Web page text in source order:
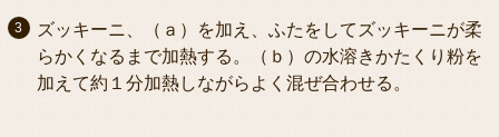
ズッキーニ、（ａ）を加え、ふたをしてズッキーニが柔
らかくなるまで加熱する。（ｂ）の水溶きかたくり粉を
加えて約１分加熱しながらよく混ぜ合わせる。